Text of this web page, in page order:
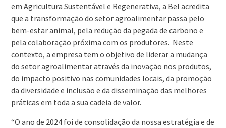
em Agricultura Sustentável e Regenerativa, a Bel acredita
que a transformação do setor agroalimentar passa pelo
bem-estar animal, pela redução da pegada de carbono e
pela colaboração próxima com os produtores. Neste
contexto, a empresa tem o objetivo de liderar a mudança
do setor agroalimentar através da inovação nos produtos,
do impacto positivo nas comunidades locais, da promoção
da diversidade e inclusão e da disseminação das melhores
práticas em toda a sua cadeia de valor.
“O ano de 2024 foi de consolidação da nossa estratégia e de